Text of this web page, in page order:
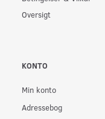
Oversigt
KONTO
Min konto
Adressebog